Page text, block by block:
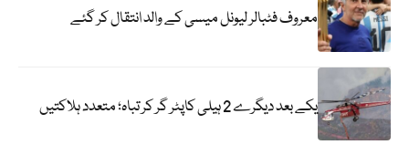
معروف فٹبالر لیونل میسی کے والد انتقال کر گئے
یکے بعد دیگرے 2 ہیلی کاپٹر گر کر تباہ؛ متعدد ہلاکتیں